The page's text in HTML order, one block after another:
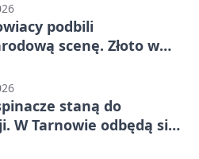
podbili
scenę. Złoto w
staną do
W Tarnowie odbędą się